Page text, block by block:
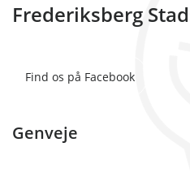
Frederiksberg
Find os på Facebook
Genveje